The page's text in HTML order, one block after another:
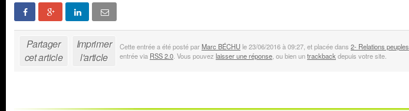
Partager
cet article
Imprimer
l'article
Cette entrée a été posté parMarc BÉCHU le 23/06/2016 à 09:27, et placée dans 2- Relations peuples
entrée via RSS 2.0. Vous pouvez laisser une réponse, ou bien untrackbackdepuis votre site.